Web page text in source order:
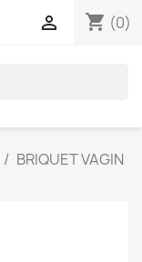
shopping_cart (0)

BRIQUET VAGIN